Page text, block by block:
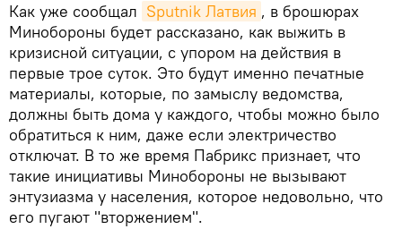
Как уже сообщал Sputnik Латвия , в брошюрах
Минобороны будет рассказано, как выжить в
кризисной ситуации, с упором на действия в
первые трое суток. Это будут именно печатные
материалы, которые, по замыслу ведомства,
должны быть дома у каждого, чтобы можно было
обратиться к ним, даже если электричество
отключат. В то же время Пабрикс признает, что
такие инициативы Минобороны не вызывают
энтузиазма у населения, которое недовольно, что
его пугают "вторжением".